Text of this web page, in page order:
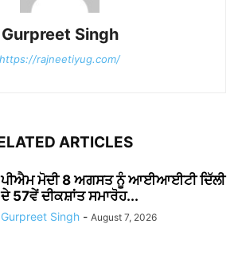
Gurpreet Singh
https://rajneetiyug.com/
ARTICLES
ਪੀਐਮ ਮੋਦੀ 8 ਅਗਸਤ ਨੂੰ ਆਈਆਈਟੀ ਦਿੱਲੀ
ਦੇ 57ਵੇਂ ਦੀਕਸ਼ਾਂਤ ਸਮਾਰੋਹ...
Gurpreet Singh - August 7, 2026